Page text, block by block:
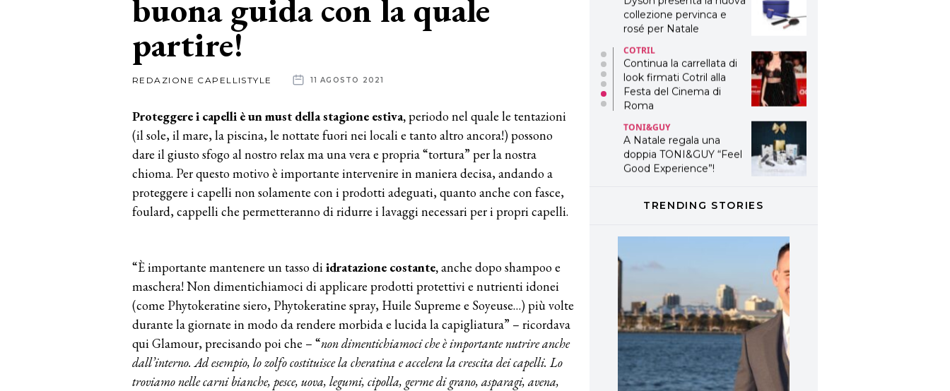
buona guida con la quale
partire!
REDAZIONE CAPELLISTYLE 11 AGOSTO 2021
Proteggere i capelli è un must della stagione estiva,periodo nel quale le tentazioni
(il sole, il mare, la piscina, le nottate fuori nei locali e tanto altro ancora!) possono
dare il giusto sfogo al nostro relax ma una vera e propria “tortura” per la nostra
chioma. Per questo motivo è importante intervenire in maniera decisa, andando a
proteggere i capelli non solamente con i prodotti adeguati, quanto anche con fasce,
foulard, cappelli che permetteranno di ridurre i lavaggi necessari per i propri capelli.
“È importante mantenere un tasso di idratazione costante,anche dopo shampoo e
maschera! Non dimentichiamoci di applicare prodotti protettivi e nutrienti idonei
(come Phytokeratine siero, Phytokeratine spray, Huile Supreme e Soyeuse…) più volte
durante la giornate in modo da rendere morbida e lucida la capigliatura” – ricordava
qui Glamour, precisando poi che – “non dimentichiamoci che è importante nutrire anche
dall’interno. Ad esempio, lo zolfo costituisce la cheratina e accelera la crescita dei capelli. Lo
troviamo nelle carni bianche, pesce, uova, legumi, cipolla, germe di grano, asparagi, avena,
collezione pervinca e
rosé per Natale
COTRIL
Continua la carrellata di
look firmati Cotril alla
Festa del Cinema di
Roma
TONI&GUY
A Natale regala una
doppia TONI&GUY “Feel
Good Experience”!
LABEL.M lancia la sua
DAVINES
cofanetti beauty preziosi
per un regalo adatto ad
ogni capello
TRENDING STORIES